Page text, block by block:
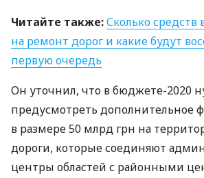
Читайте также:Сколько средств
на ремонт дорог и какие будут
первую очередь
Он уточнил, что в бюджете-2020
предусмотреть дополнительное
в размере 50 млрд грн на
дороги, которые соединяют
центры областей с районными